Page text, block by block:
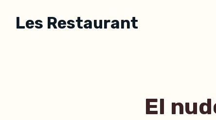
Les Restaurant
El